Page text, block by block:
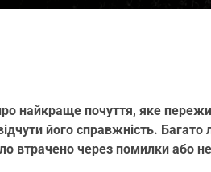
про найкраще почуття, яке
його справжність.
втрачено через помилки або